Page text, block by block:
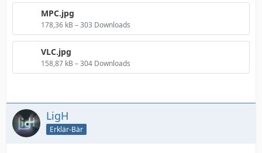
MPC.jpg
178,36 kB – 303 Downloads
VLC.jpg
158,87 kB – 304 Downloads
LigH
Erklär-Bär